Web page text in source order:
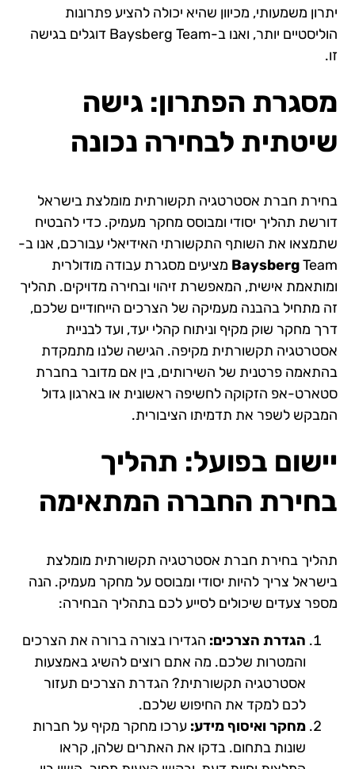
יתרון משמעותי, מכיוון שהיא יכולה להציע פתרונות
הוליסטיים יותר, ואנו ב-Baysberg Team דוגלים בגישה
זו.
מסגרת הפתרון: גישה
שיטתית לבחירה נכונה
בחירת חברת אסטרטגיה תקשורתית מומלצת בישראל
דורשת תהליך יסודי ומבוסס מחקר מעמיק. כדי להבטיח
שתמצאו את השותף התקשורתי האידיאלי עבורכם, אנו ב-
Baysberg Team מציעים מסגרת עבודה מודולרית
ומותאמת אישית, המאפשרת זיהוי ובחירה מדויקים. תהליך
זה מתחיל בהבנה מעמיקה של הצרכים הייחודיים שלכם,
דרך מחקר שוק מקיף וניתוח קהלי יעד, ועד לבניית
אסטרטגיה תקשורתית מקיפה. הגישה שלנו מתמקדת
בהתאמה פרטנית של השירותים, בין אם מדובר בחברת
סטארט-אפ הזקוקה לחשיפה ראשונית או בארגון גדול
המבקש לשפר את תדמיתו הציבורית.
יישום בפועל: תהליך
בחירת החברה המתאימה
תהליך בחירת חברת אסטרטגיה תקשורתית מומלצת
בישראל צריך להיות יסודי ומבוסס על מחקר מעמיק. הנה
מספר צעדים שיכולים לסייע לכם בתהליך הבחירה:
הגדרת הצרכים: הגדירו בצורה ברורה את הצרכים
והמטרות שלכם. מה אתם רוצים להשיג באמצעות
אסטרטגיה תקשורתית? הגדרת הצרכים תעזור
לכם למקד את החיפוש שלכם.
מחקר ואיסוף מידע: ערכו מחקר מקיף על חברות
שונות בתחום. בדקו את האתרים שלהן, קראו